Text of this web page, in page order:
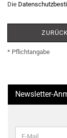
Die
ZURÜCK
* Pflichtangabe
Newsletter-
E-